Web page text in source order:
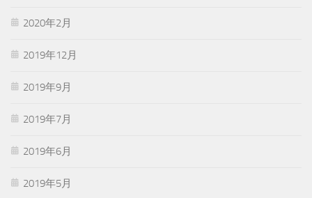
2020年2月
2019年12月
2019年9月
2019年7月
2019年6月
2019年5月